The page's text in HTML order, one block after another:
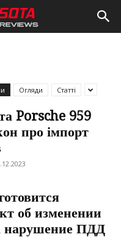
Огляди Статті
Porsche 959
про імпорт
об изменении
нарушение ПДД